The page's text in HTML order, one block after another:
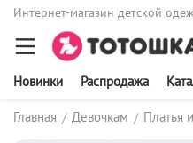
Интернет-магазин детской
Новинки Распродажа
Главная / Девочкам / Платья